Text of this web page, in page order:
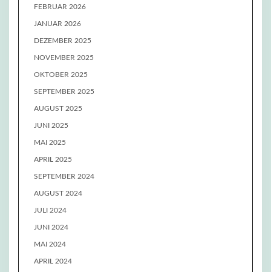
FEBRUAR 2026
JANUAR 2026
DEZEMBER 2025
NOVEMBER 2025
OKTOBER 2025
SEPTEMBER 2025
AUGUST 2025
JUNI 2025
MAI 2025
APRIL 2025
SEPTEMBER 2024
AUGUST 2024
JULI 2024
JUNI 2024
MAI 2024
APRIL 2024